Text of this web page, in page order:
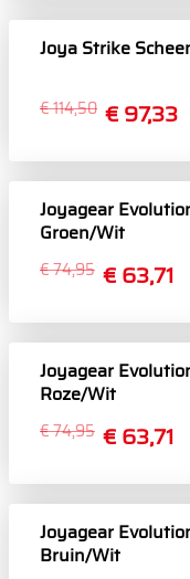
Joya Strike
€ 97,33
€ 114,50
Joyagear
Groen/Wit
€ 63,71
€ 74,95
Joyagear
Roze/Wit
€ 63,71
€ 74,95
Joyagear
Bruin/Wit